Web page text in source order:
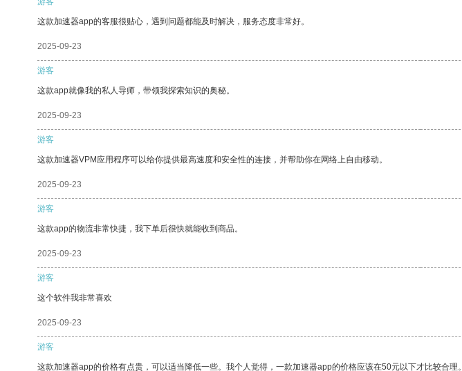
这款加速器app的客服很贴心，遇到问题都能及时解决，服务态度非常好。
2025-09-23
游客
这款app就像我的私人导师，带领我探索知识的奥秘。
2025-09-23
游客
这款加速器VPM应用程序可以给你提供最高速度和安全性的连接，并帮助你在网络上自由移动。
2025-09-23
游客
这款app的物流非常快捷，我下单后很快就能收到商品。
2025-09-23
游客
这个软件我非常喜欢
2025-09-23
游客
这款加速器app的价格有点贵，可以适当降低一些。我个人觉得，一款加速器app的价格应该在50元以下才比较合理。